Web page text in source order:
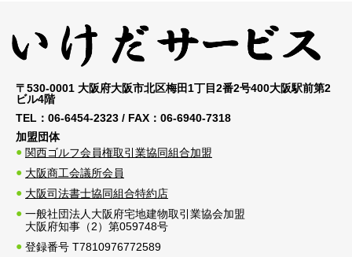
〒530-0001 大阪府大阪市北区梅田1丁目2番2号400大阪駅前第2
ビル4階
TEL： 06-6454-2323 / FAX： 06-6940-7318
加盟団体
関西ゴルフ会員権取引業協同組合加盟
大阪商工会議所会員
大阪司法書士協同組合特約店
一般社団法人大阪府宅地建物取引業協会加盟
大阪府知事（2）第059748号
登録番号 T7810976772589